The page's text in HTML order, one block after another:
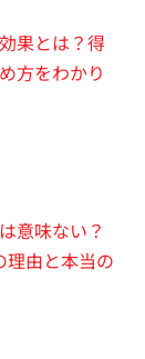
果とは？得
方をわかり
意味ない？
理由と本当の